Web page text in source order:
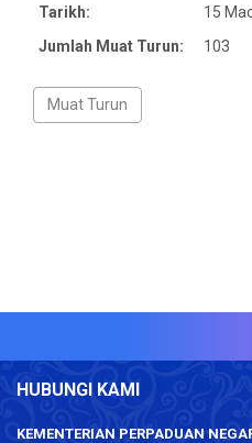
Tarikh:
15
Jumlah Muat Turun:
103
HUBUNGI KAMI
KEMENTERIAN PERPADUAN